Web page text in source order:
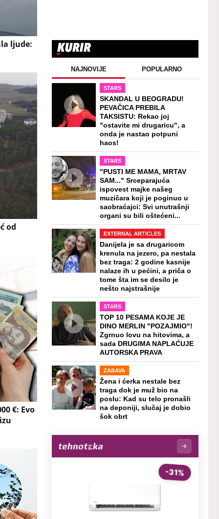
ljude:
od
€: Evo
NAJNOVIJE POPULARNO
STARS
SKANDAL U BEOGRADU!
PEVAČICA PREBILA
TAKSISTU: Rekao joj
"ostavite mi drugaricu", a
onda je nastao potpuni
haos!
STARS
"PUSTI ME MAMA, MRTAV
SAM..." Srceparajuća
ispovest majke našeg
muzičara koji je poginuo u
saobraćajci: Svi unutrašnji
organi su bili oštećeni...
EXTERNAL ARTICLES
Danijela je sa drugaricom
krenula na jezero, pa nestala
bez traga: 2 godine kasnije
nalaze ih u pećini, a priča o
tome šta im se desilo je
nešto najstrašnije
STARS
TOP 10 PESAMA KOJE JE
DINO MERLIN "POZAJMIO"!
Zgrnuo lovu na hitovima, a
sada DRUGIMA NAPLAĆUJE
AUTORSKA PRAVA
ZABAVA
Žena i ćerka nestale bez
traga dok je muž bio na
poslu: Kad su telo pronašli
na deponiji, slučaj je dobio
šok obrt